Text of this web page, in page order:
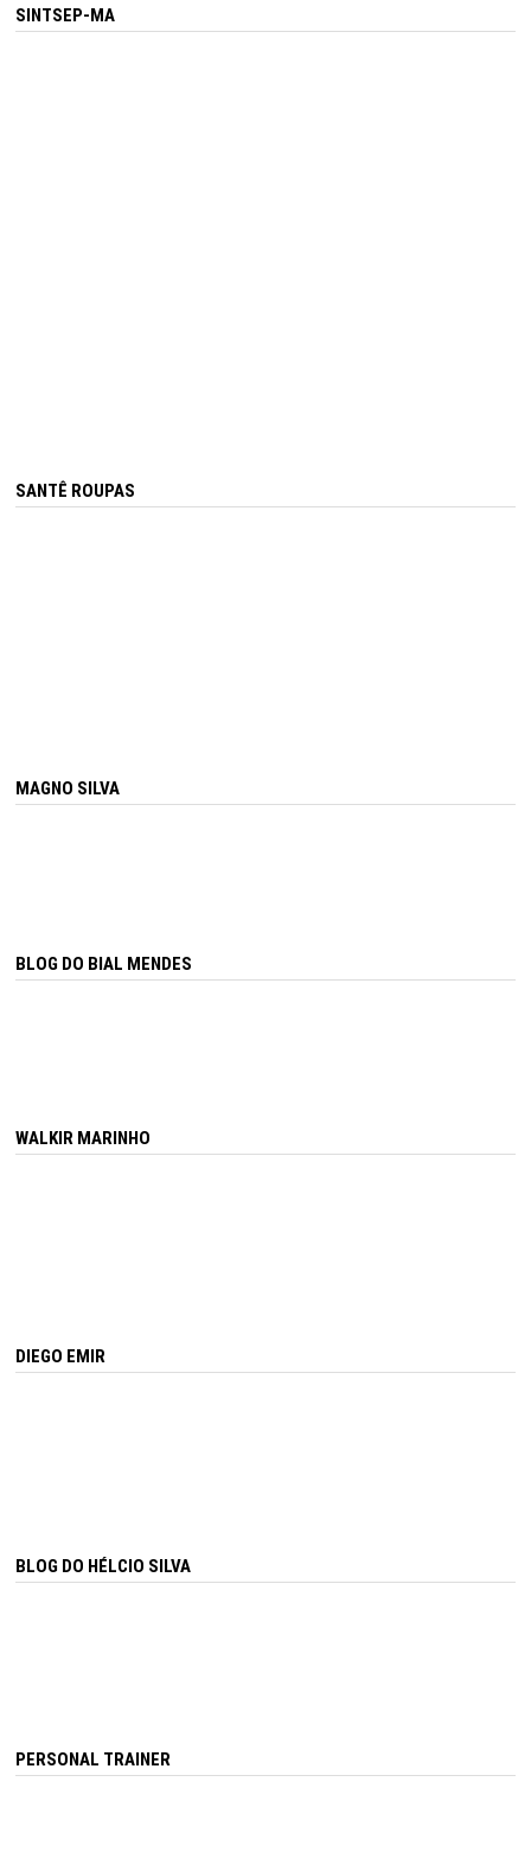
SINTSEP-MA
SANTÊ ROUPAS
MAGNO SILVA
BLOG DO BIAL MENDES
WALKIR MARINHO
DIEGO EMIR
BLOG DO HÉLCIO SILVA
PERSONAL TRAINER